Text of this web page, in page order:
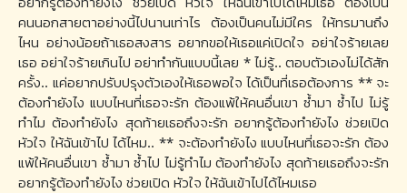
คนนอกสายตาอย่างนี้ไปนานเท่าไร ต้องเป็นคนไม่มีใคร ให้ทรมานถึง
ไหน อย่างน้อยถ้าเธอสงสาร อยากขอให้เธอแค่เปิดใจ อย่าใจร้ายเลย
เธอ อย่าใจร้ายเกินไป อย่าทำกันแบบนี้เลย * ไม่รู้.. ตอบตัวเองไม่ได้สัก
ครั้ง.. แค่อยากปรับปรุงตัวเองให้เธอพอใจ ได้เป็นที่เธอต้องการ ** จะ
ต้องทำยังไง แบบไหนที่เธอจะรัก ต้องแพ้ให้คนอื่นเขา ซ้ำมา ซ้ำไป ไม่รู้
ทำไม ต้องทำยังไง สุดท้ายเธอถึงจะรัก อยากรู้ต้องทำยังไง ช่วยเปิด
หัวใจ ให้ฉันเข้าไป ได้ไหม.. ** จะต้องทำยังไง แบบไหนที่เธอจะรัก ต้อง
แพ้ให้คนอื่นเขา ซ้ำมา ซ้ำไป ไม่รู้ทำไม ต้องทำยังไง สุดท้ายเธอถึงจะรัก
อยากรู้ต้องทำยังไง ช่วยเปิด หัวใจ ให้ฉันเข้าไปได้ไหมเธอ